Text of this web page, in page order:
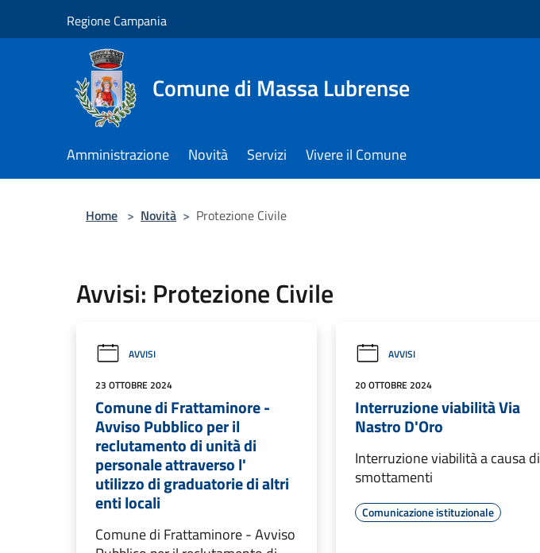
Regione Campania
Comune di Massa Lubrense
Amministrazione Novità Servizi Vivere il Comune
Home > Novità > Protezione Civile
Avvisi: Protezione Civile
AVVISI
23 OTTOBRE 2024
Comune di Frattaminore -
Avviso Pubblico per il
reclutamento di unità di
personale attraverso l'
utilizzo di graduatorie di altri
enti locali
Comune di Frattaminore - Avviso
AVVISI
20 OTTOBRE 2024
Interruzione viabilità Via
Nastro D'Oro
Interruzione viabilità a causa di
smottamenti
Comunicazione istituzionale